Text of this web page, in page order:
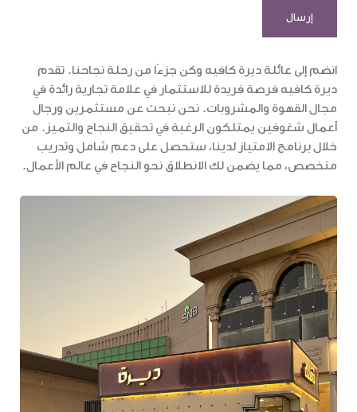
انضم إلى عائلة ديرة كافيه وكن جزءًا من رحلة نجاحنا. تقدم
ديرة كافيه فرصة فريدة للاستثمار في علامة تجارية رائدة في
مجال القهوة والمشروبات. نحن نبحث عن مستثمرين ورجال
أعمال شغوفين يمتلكون الرغبة في تحقيق النجاح والتميز. من
خلال برنامج الامتياز لدينا، ستحصل على دعم شامل وتدريب
متخصص، مما يضمن لك الانطلاق نحو النجاح في عالم الأعمال.